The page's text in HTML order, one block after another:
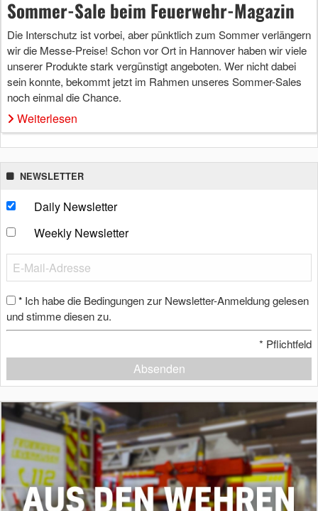
Sommer-Sale beim Feuerwehr-Magazin
Die Interschutz ist vorbei, aber pünktlich zum Sommer verlängern
wir die Messe-Preise! Schon vor Ort in Hannover haben wir viele
unserer Produkte stark vergünstigt angeboten. Wer nicht dabei
sein konnte, bekommt jetzt im Rahmen unseres Sommer-Sales
noch einmal die Chance.
Weiterlesen
NEWSLETTER
Daily Newsletter
Weekly Newsletter
* Ich habe die Bedingungen zur Newsletter-Anmeldung gelesen
und stimme diesen zu.
* Pflichtfeld
Absenden